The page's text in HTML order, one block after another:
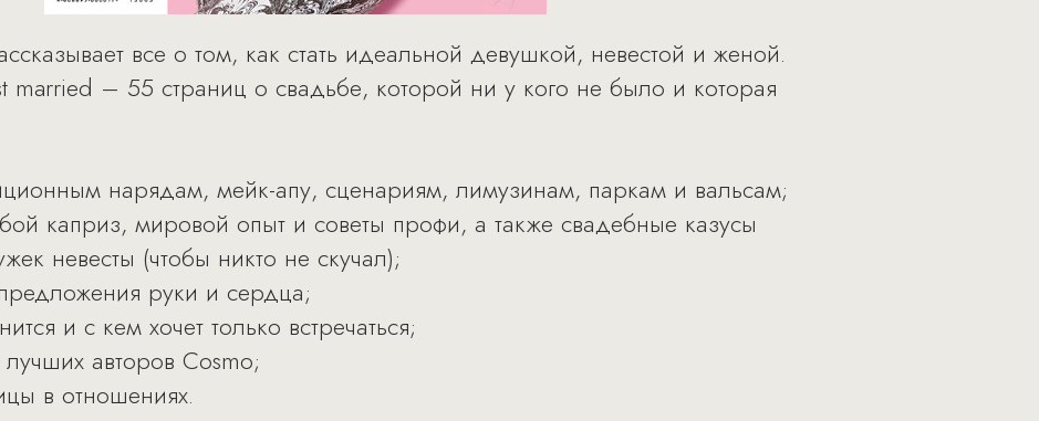
все о том, как стать идеальной девушкой, невестой и женой.
married – 55 страниц о свадьбе, которой ни у кого не было и которая
нарядам, мейк-апу, сценариям, лимузинам, паркам и вальсам;
каприз, мировой опыт и советы профи, а также свадебные казусы
невесты (чтобы никто не скучал);
руки и сердца;
и с кем хочет только встречаться;
авторов Cosmo;
в отношениях.